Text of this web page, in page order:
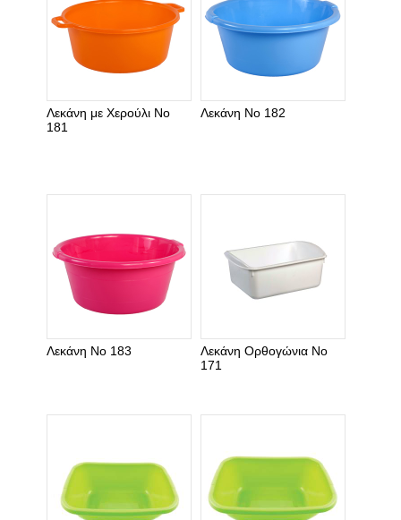
Λεκάνη με Χερούλι Νο
181
Λεκάνη Νο 182
Λεκάνη Νο 183
Λεκάνη Ορθογώνια Νο
171